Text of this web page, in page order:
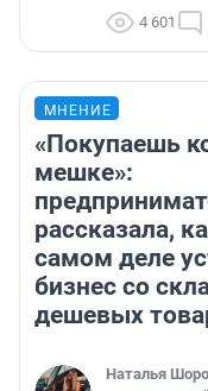
4 601
МНЕНИЕ
«Покупаешь
мешке»:
рассказала,
самом деле
бизнес со
дешевых
Наталья